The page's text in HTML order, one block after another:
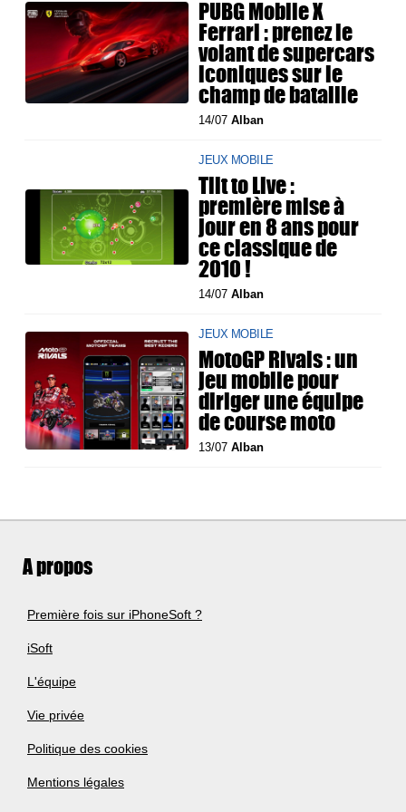
PUBG Mobile X
Ferrari : prenez le
volant de supercars
iconiques sur le
champ de bataille
14/07Alban
JEUX MOBILE
Tilt to Live :
première mise à
jour en 8 ans pour
ce classique de
2010 !
14/07Alban
JEUX MOBILE
MotoGP Rivals : un
jeu mobile pour
diriger une équipe
de course moto
13/07Alban
A propos
Première fois sur iPhoneSoft ?
iSoft
L'équipe
Vie privée
Politique des cookies
Mentions légales